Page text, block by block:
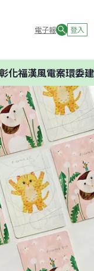
電子報 登入
電案環委建議不應開